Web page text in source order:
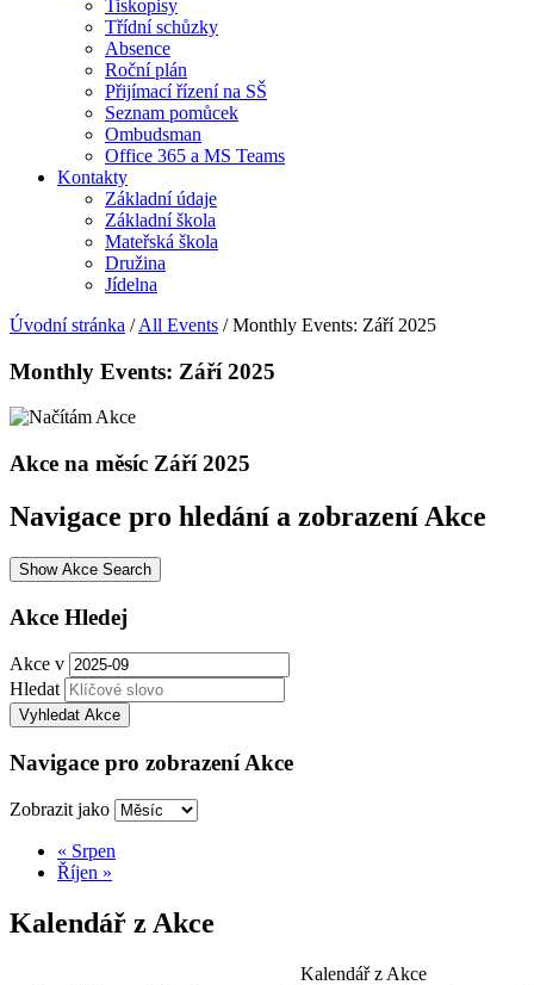
Tiskopisy
Třídní schůzky
Absence
Roční plán
Přijímací řízení na SŠ
Seznam pomůcek
Ombudsman
Office 365 a MS Teams
Kontakty
Základní údaje
Základní škola
Mateřská škola
Družina
Jídelna
Úvodní stránka /All Events /Monthly Events: Září 2025
Monthly Events: Září 2025
Akce na měsíc Září 2025
Navigace pro hledání a zobrazení Akce
Show Akce Search
Akce Hledej
Akce v
Hledat
Navigace pro zobrazení Akce
Zobrazit jako
« Srpen
Říjen »
Kalendář z Akce
Kalendář z Akce